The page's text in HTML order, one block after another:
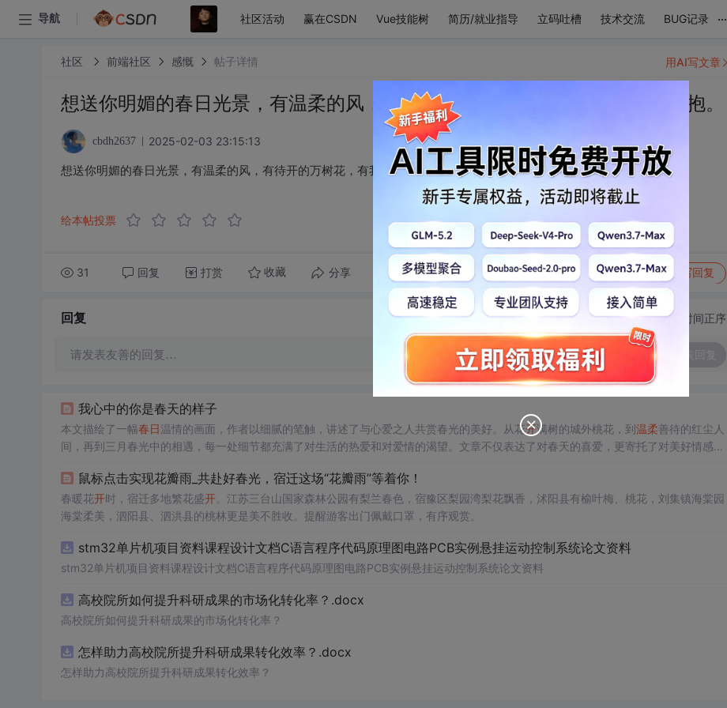
导航 社区活动 赢在CSDN Vue技能树 简历/就业指导 立码吐槽 技术交流 BUG记录 ...
社区 前端社区 感慨 帖子详情
想送你明媚的春日光景，有温柔的风，有待开的万树花，有我，奔向你的拥抱。
cbdh2637 2025-02-03 23:15:13
想送你明媚的春日光景，有温柔的风，有待开的万树花，有我，奔向你的拥抱。
给本帖投票
31 回复 打赏 收藏 分享 转发到动态 举报 写回复
用AI写文章
回复 切换为时间正序
请发表友善的回复…
我心中的你是春天的样子
本文描绘了一幅春日温情的画面，作者以细腻的笔触，讲述了与心爱之人共赏春光的美好。从花开满树的城外桃花，到温柔善待的红尘人
间，再到三月春光中的相遇，每一处细节都充满了对生活的热爱和对爱情的渴望。文章不仅表达了对春天的喜爱，更寄托了对美好情感的
鼠标点击实现花瓣雨_共赴好春光，宿迁这场“花瓣雨”等着你！
春暖花开时，宿迁多地繁花盛开。江苏三台山国家森林公园有梨兰春色，宿豫区梨园湾梨花飘香，沭阳县有榆叶梅、桃花，刘集镇海棠园
海棠柔美，泗阳县、泗洪县的桃林更是美不胜收。提醒游客出门佩戴口罩，有序观赏。
stm32单片机项目资料课程设计文档C语言程序代码原理图电路PCB实例悬挂运动控制系统论文资料
stm32单片机项目资料课程设计文档C语言程序代码原理图电路PCB实例悬挂运动控制系统论文资料
高校院所如何提升科研成果的市场化转化率？.docx
高校院所如何提升科研成果的市场化转化率？
怎样助力高校院所提升科研成果转化效率？.docx
怎样助力高校院所提升科研成果转化效率？